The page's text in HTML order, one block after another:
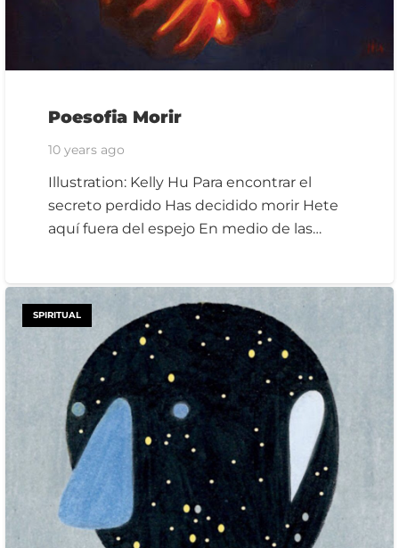
Poesofia Morir
10 years ago
Illustration: Kelly Hu Para encontrar el
secreto perdido Has decidido morir Hete
aquí fuera del espejo En medio de las…
SPIRITUAL